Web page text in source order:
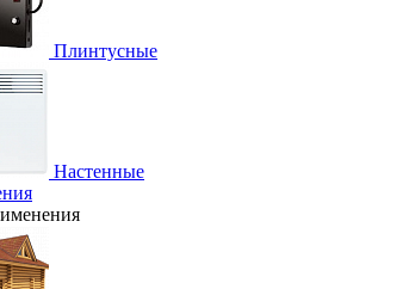
Плинтусные
Настенные